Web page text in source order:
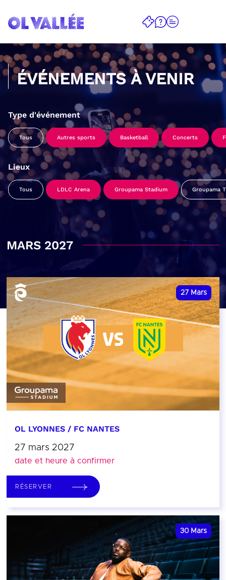
ÉVÉNEMENTS À VENIR
Type d'événement
Tous Autres sports Basketball Concerts
Lieux
Tous LDLC Arena Groupama Stadium Groupama
MARS 2027
27 Mars
OL LYONNES / FC NANTES
27 mars 2027
date et heure à confirmer
RÉSERVER
30 Mars